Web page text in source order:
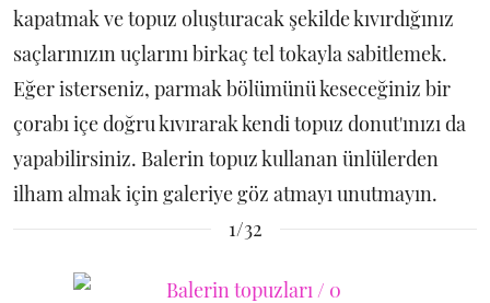
kapatmak ve topuz oluşturacak şekilde kıvırdığınız
saçlarınızın uçlarını birkaç tel tokayla sabitlemek.
Eğer isterseniz, parmak bölümünü keseceğiniz bir
çorabı içe doğru kıvırarak kendi topuz donut'ınızı da
yapabilirsiniz. Balerin topuz kullanan ünlülerden
ilham almak için galeriye göz atmayı unutmayın.
1/32